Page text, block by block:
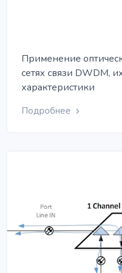
Применение
сетях связи DWDM,
характеристики
Подробнее